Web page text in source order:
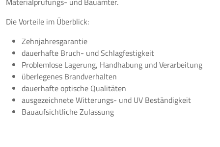
Die Vorteile im Überblick:
Zehnjahresgarantie
dauerhafte Bruch- und Schlagfestigkeit
Problemlose Lagerung, Handhabung und Verarbeitung
überlegenes Brandverhalten
dauerhafte optische Qualitäten
ausgezeichnete Witterungs- und UV Beständigkeit
Bauaufsichtliche Zulassung